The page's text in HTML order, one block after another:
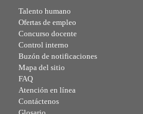
Talento humano
Ofertas de empleo
Concurso docente
Control interno
Buzón de notificaciones
Mapa del sitio
FAQ
Atención en línea
Contáctenos